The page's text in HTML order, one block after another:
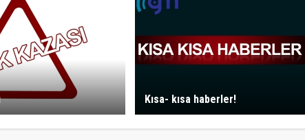
Kısa- kısa haberler!